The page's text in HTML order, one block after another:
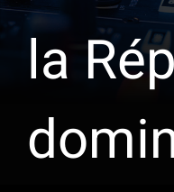
la